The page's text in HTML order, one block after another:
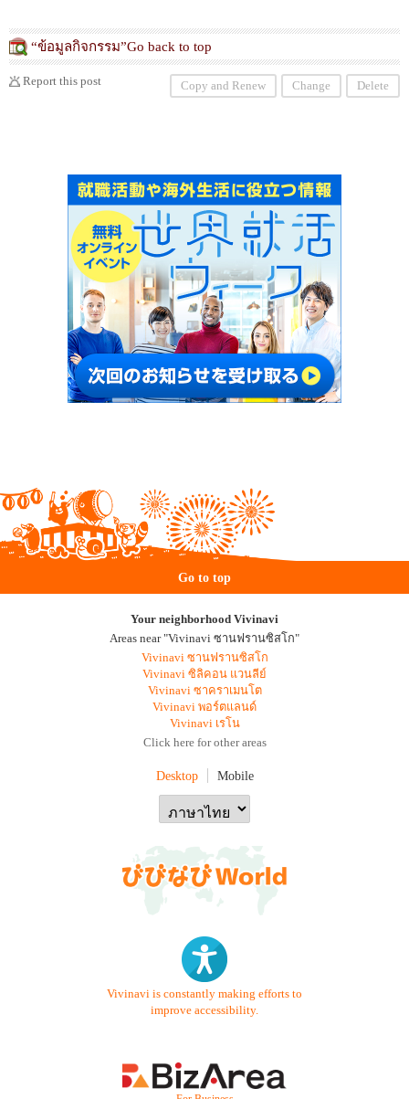
“ข้อมูลกิจกรรม”Go back to top
Report this post Copy and Renew Change Delete
Go to top
Your neighborhood Vivinavi
Areas near "Vivinavi ซานฟรานซิสโก"
Vivinavi ซานฟรานซิสโก
Vivinavi ซิลิคอน แวนลีย์
Vivinavi ซาคราเมนโต
Vivinavi พอร์ตแลนด์
Vivinavi เรโน
Click here for other areas
Desktop Mobile
Vivinavi is constantly making efforts to
improve accessibility.